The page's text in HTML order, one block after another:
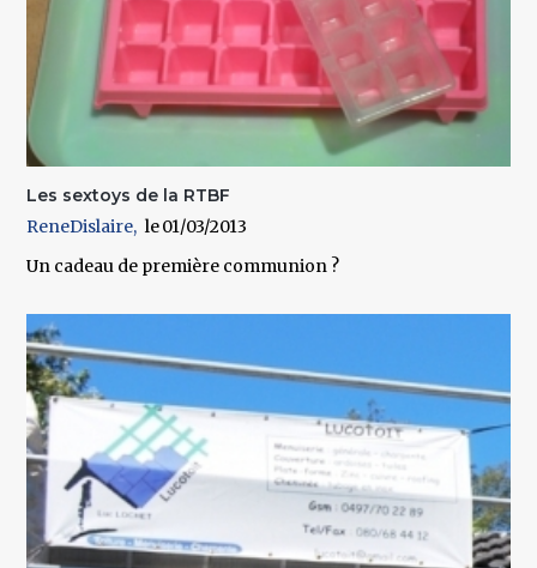
Les sextoys de la RTBF
ReneDislaire
01/03/2013
Un cadeau de première communion ?